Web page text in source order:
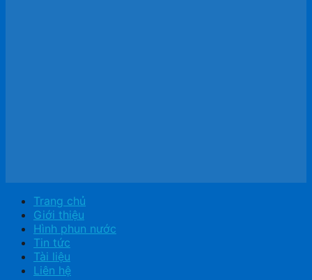
Trang chủ
Giới thiệu
Hình phun nước
Tin tức
Tài liệu
Liên hệ